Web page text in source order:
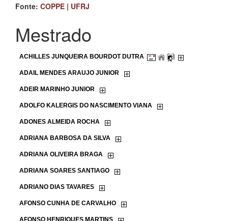
Fonte: COPPE | UFRJ
Mestrado